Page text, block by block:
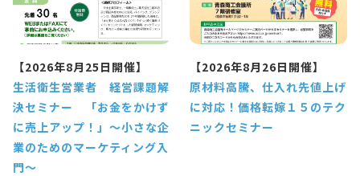
【2026年8月25日開催】
生活衛生営業者 経営課題解
決セミナー 「お金をかけず
に売上アップ！」～小さな企
業のためのマーケティング入
門～
【2026年8月26日開催】
原材料高騰、仕入れ先値上げ
に対応！価格転嫁１５のテク
ニックセミナー